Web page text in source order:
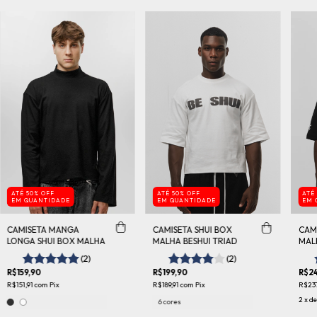
ATÉ 50% OFF
EM QUANTIDADE
CAMISETA MANGA
LONGA SHUI BOX MALHA
(2)
R$159,90
R$151,91com Pix
ATÉ 50% OFF
EM QUANTIDADE
CAMISETA SHUI BOX
MALHA BESHUI TRIAD
(2)
R$199,90
R$189,91com Pix
6 cores
ATÉ
EM
2x